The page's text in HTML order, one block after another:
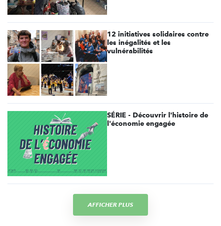
12 initiatives solidaires contre
les inégalités et les
vulnérabilités
SÉRIE - Découvrir l'histoire de
l'économie engagée
AFFICHER PLUS